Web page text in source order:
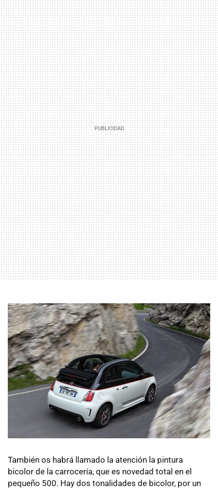
También os habrá llamado la atención la pintura
bicolor de la carrocería, que es novedad total en el
pequeño 500. Hay dos tonalidades de bicolor, por un